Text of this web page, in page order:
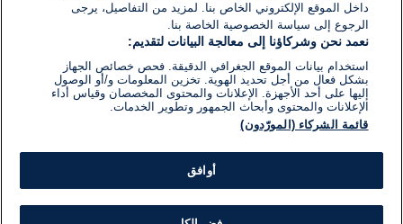
داخل الموقع الإلكتروني الخاص بنا. لمزيد من التفاصيل، يرجى
الرجوع إلى سياسة الخصوصية الخاصة بنا.
نعمد نحن وشركاؤنا إلى معالجة البيانات لتقديم:
استخدام بيانات الموقع الجغرافي الدقيقة. فحص خصائص الجهاز
بشكل فعال من أجل تحديد الهوية. تخزين المعلومات و/أو الوصول
إليها على أحد الأجهزة. الإعلانات والمحتوى المخصصان وقياس أداء
الإعلانات والمحتوى وأبحاث الجمهور وتطوير الخدمات.
قائمة الشركاء (المورّدون)
أوافق